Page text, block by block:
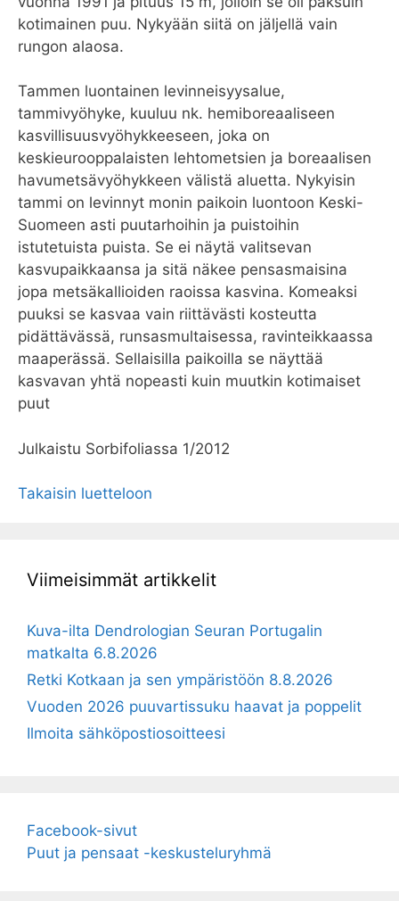
kotimainen puu. Nykyään siitä on jäljellä vain
rungon alaosa.
Tammen luontainen levinneisyysalue,
tammivyöhyke, kuuluu nk. hemiboreaaliseen
kasvillisuusvyöhykkeeseen, joka on
keskieurooppalaisten lehtometsien ja boreaalisen
havumetsävyöhykkeen välistä aluetta. Nykyisin
tammi on levinnyt monin paikoin luontoon Keski-
Suomeen asti puutarhoihin ja puistoihin
istutetuista puista. Se ei näytä valitsevan
kasvupaikkaansa ja sitä näkee pensasmaisina
jopa metsäkallioiden raoissa kasvina. Komeaksi
puuksi se kasvaa vain riittävästi kosteutta
pidättävässä, runsasmultaisessa, ravinteikkaassa
maaperässä. Sellaisilla paikoilla se näyttää
kasvavan yhtä nopeasti kuin muutkin kotimaiset
puut
Julkaistu Sorbifoliassa 1/2012
Takaisin luetteloon
Viimeisimmät artikkelit
Kuva-ilta Dendrologian Seuran Portugalin
matkalta 6.8.2026
Retki Kotkaan ja sen ympäristöön 8.8.2026
Vuoden 2026 puuvartissuku haavat ja poppelit
Ilmoita sähköpostiosoitteesi
Facebook-sivut
Puut ja pensaat -keskusteluryhmä